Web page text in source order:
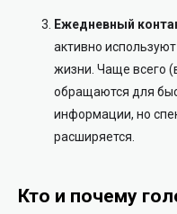
Ежедневный
активно
жизни. Чаще всего
обращаются для
информации, но
расширяется.
Кто и почему